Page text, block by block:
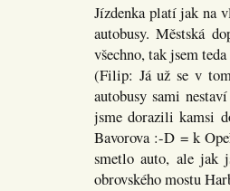
Jízdenka platí jak na
autobusy. Městská
všechno, tak jsem
(Filip: Já už se v
autobusy sami
jsme dorazili kamsi
Bavorova :-D = k
smetlo auto, ale jak
obrovského mostu